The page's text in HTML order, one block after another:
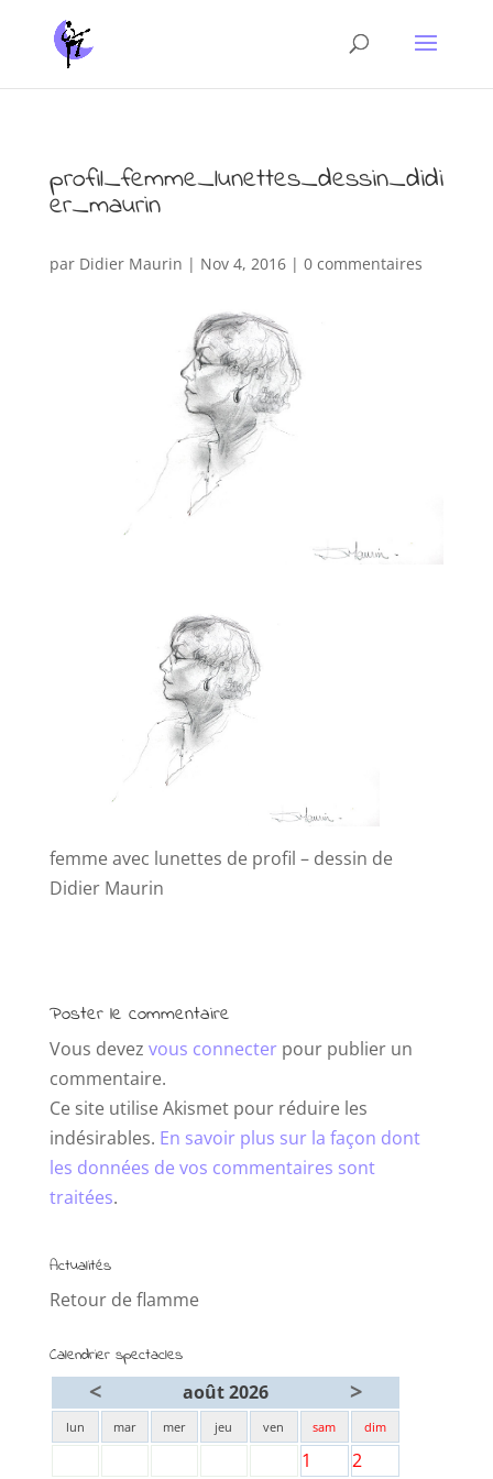
profil_femme_lunettes_dessin_didi
er_maurin
par Didier Maurin | Nov 4, 2016| 0 commentaires
femme avec lunettes de profil – dessin de
Didier Maurin
Poster le commentaire
Vous devez vous connecterpour publier un
commentaire.
Ce site utilise Akismet pour réduire les
indésirables. En savoir plus sur la façon dont
les données de vos commentaires sont
traitées.
Actualités
Retour de flamme
Calendrier spectacles
< août 2026 >
lun mar mer jeu ven sam dim
1 2